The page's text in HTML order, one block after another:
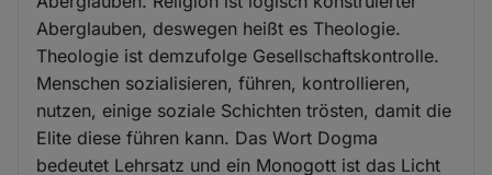
Aberglauben, deswegen heißt es Theologie.
Theologie ist demzufolge Gesellschaftskontrolle.
Menschen sozialisieren, führen, kontrollieren,
nutzen, einige soziale Schichten trösten, damit die
Elite diese führen kann. Das Wort Dogma
bedeutet Lehrsatz und ein Monogott ist das Licht